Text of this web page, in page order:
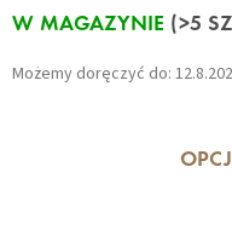
Cena
W MAGAZYNIE (>5
Możemy doręczyć do: